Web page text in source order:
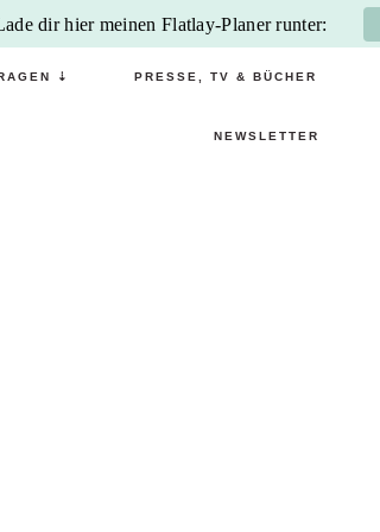
⇣ PRESSE, TV & BÜCHER
NEWSLETTER
dir hier meinen Flatlay-Planer runter: